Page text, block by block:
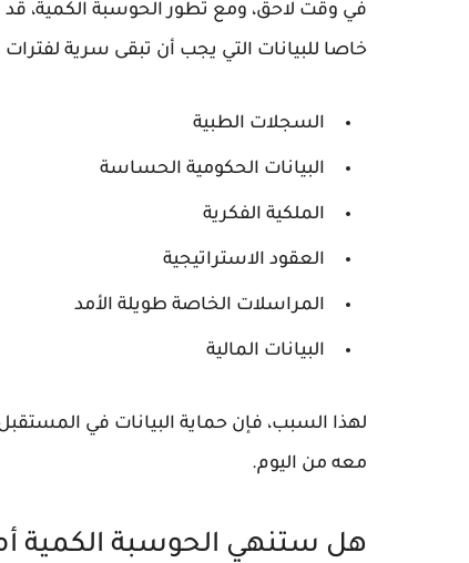
في وقت لاحق، ومع تطورالحوسبة الكمية،
خاصا للبيانات التي يجب أن تبقى سرية لفترات
السجلات الطبية
البيانات الحكومية الحساسة
الملكية الفكرية
العقود الاستراتيجية
المراسلات الخاصة طويلة الأمد
البيانات المالية
لهذا السبب، فإن حماية البيانات في
معه من اليوم.
هل ستنهي الحوسبة الكمية